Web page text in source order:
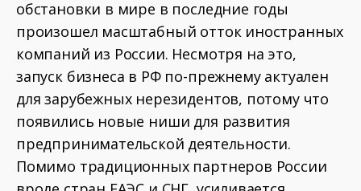
обстановки в мире в последние годы
произошел масштабный отток иностранных
компаний из России. Несмотря на это,
запуск бизнеса в РФ по-прежнему актуален
для зарубежных нерезидентов, потому что
появились новые ниши для развития
предпринимательской деятельности.
Помимо традиционных партнеров России